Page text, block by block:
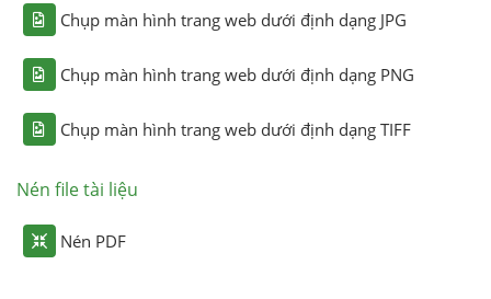
Chụp màn hình trang web dưới định dạng JPG
Chụp màn hình trang web dưới định dạng PNG
Chụp màn hình trang web dưới định dạng TIFF
Nén file tài liệu
Nén PDF